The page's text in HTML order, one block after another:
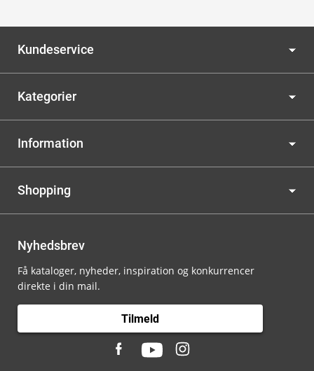
Kundeservice
Kategorier
Information
Shopping
Nyhedsbrev
Få kataloger, nyheder, inspiration og konkurrencer
direkte i din mail.
Tilmeld